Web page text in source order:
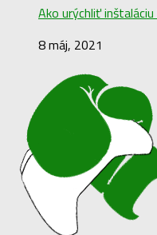
Ako urýchliť inštaláciu
8 máj, 2021